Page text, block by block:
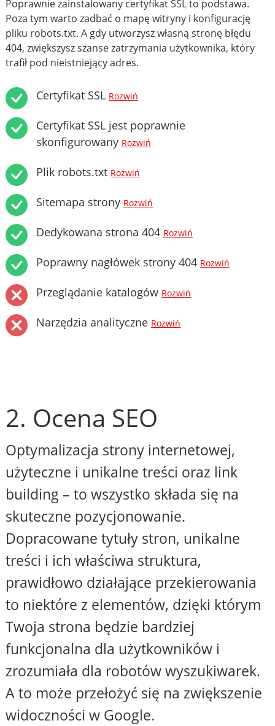
Poprawnie zainstalowany certyfikat SSL to podstawa.
Poza tym warto zadbać o mapę witryny i konfigurację
pliku robots.txt. A gdy utworzysz własną stronę błędu
404, zwiększysz szanse zatrzymania użytkownika, który
trafił pod nieistniejący adres.
Certyfikat SSL Rozwiń
Certyfikat SSL jest poprawnie
skonfigurowany Rozwiń
Plik robots.txt Rozwiń
Sitemapa strony Rozwiń
Dedykowana strona 404 Rozwiń
Poprawny nagłówek strony 404 Rozwiń
Przeglądanie katalogów Rozwiń
Narzędzia analityczne Rozwiń
2. Ocena SEO
Optymalizacja strony internetowej,
użyteczne i unikalne treści oraz link
building – to wszystko składa się na
skuteczne pozycjonowanie.
Dopracowane tytuły stron, unikalne
treści i ich właściwa struktura,
prawidłowo działające przekierowania
to niektóre z elementów, dzięki którym
Twoja strona będzie bardziej
funkcjonalna dla użytkowników i
zrozumiała dla robotów wyszukiwarek.
A to może przełożyć się na zwiększenie
widoczności w Google.